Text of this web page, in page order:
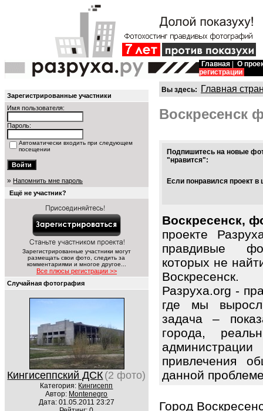
Главная
О
регистрации
Зарегистрированные участники
Имя пользователя:
Пароль:
Автоматически входить при следующем
посещении
» Напомнить мне пароль
Ещё не участник?
Зарегистрированные участники могут
размещать свои фото, следить за
комментариями и многое другое...
Все плюсы регистрации >>
Случайная фотография
Кингисеппский ДСК(2 фото)
Категория: Кингисепп
Автор: Montenegro
Дата: 01.05.2011 23:27
Вы здесь: Главная
Воскресенск
Подпишитесь на новые
"нравится":
Если понравился проект
Воскресенск,
проекте
правдивые
которых не
Воскресенск.
Разруха.org -
где мы
задача –
города,
привлечения
данной
Город